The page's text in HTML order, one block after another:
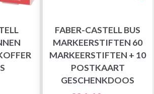
FABER-CASTELL BUS
MARKEERSTIFTEN 60
MARKEERSTIFTEN + 10
POSTKAART
GESCHENKDOOS